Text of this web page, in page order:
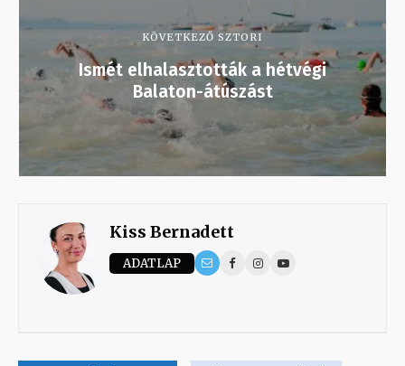
KÖVETKEZŐ SZTORI
Ismét elhalasztották a hétvégi
Balaton-átúszást
Kiss Bernadett
ADATLAP